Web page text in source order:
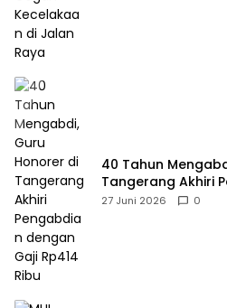
40 Tahun
Tangerang Akhiri
Rp414 Ribu
27 Juni 2026 0